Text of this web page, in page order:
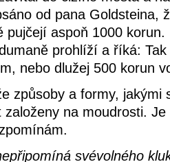
od pana Goldsteina,
pujčejí aspoň 1000
prohlíží a říká:
nebo dlužej 500 korun
a formy, jakými
na moudrosti.
svévolného